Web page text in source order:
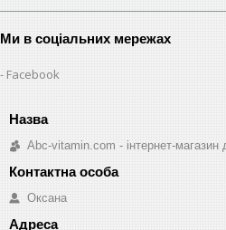
Ми в соціальних мережах
Facebook
Abc-vitamin.com - інтернет-магазин
Оксана